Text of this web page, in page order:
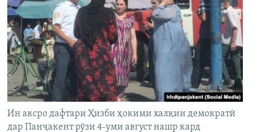
Ин аксро дафтари Ҳизби ҳокими халқии демократӣ
дар Панҷакент рӯзи 4-уми август нашр кард